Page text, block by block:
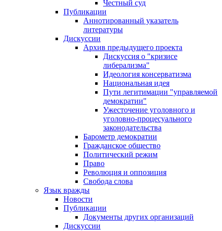
Честный суд
Публикации
Аннотированный указатель
литературы
Дискуссии
Архив предыдущего проекта
Дискуссия о "кризисе
либерализма"
Идеология консерватизма
Национальная идея
Пути легитимации "управляемой
демократии"
Ужесточение уголовного и
уголовно-процесуального
законодательства
Барометр демократии
Гражданское общество
Политический режим
Право
Революция и оппозиция
Свобода слова
Язык вражды
Новости
Публикации
Документы других организаций
Дискуссии